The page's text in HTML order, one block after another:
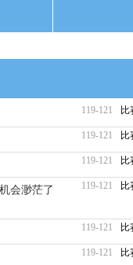
119-121 比
119-121 比
119-121 比
会渺茫了
119-121 比
119-121 比
119-121 比